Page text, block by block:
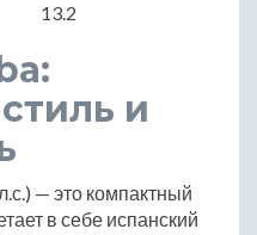
13.2
и
— это компактный
в себе испанский